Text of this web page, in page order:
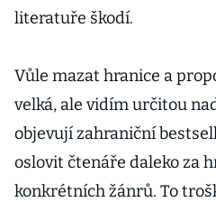
literatuře škodí.
Vůle mazat hranice a
velká, ale vidím určitou
objevují zahraniční
oslovit čtenáře daleko za
konkrétních žánrů. To